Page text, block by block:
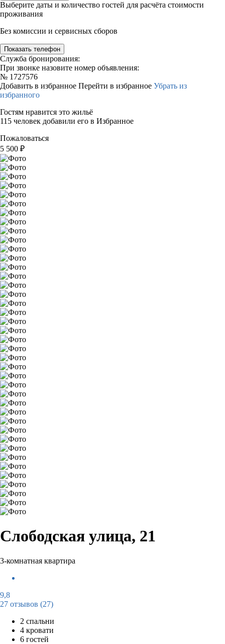
Выберите даты и количество гостей для расчёта стоимости
проживания
Без комиссии и сервисных сборов
Показать телефон
Служба бронирования:
При звонке назовите номер объявления:
№ 1727576
Добавить в избранное Перейти в избранное Убрать из
избранного
Гостям нравится это жильё
115 человек добавили его в Избранное
Пожаловаться
5 500 ₽
Слободская улица, 21
3-комнатная квартира
9,8
27 отзывов (27)
2 спальни
4 кровати
6 гостей